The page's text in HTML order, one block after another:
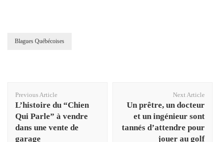
Blagues Québécoises
Navigation
Previous Article
L’histoire du “Chien
Qui Parle” à vendre
dans une vente de
garage
Next Article
Un prêtre, un docteur
et un ingénieur sont
tannés d’attendre pour
jouer au golf